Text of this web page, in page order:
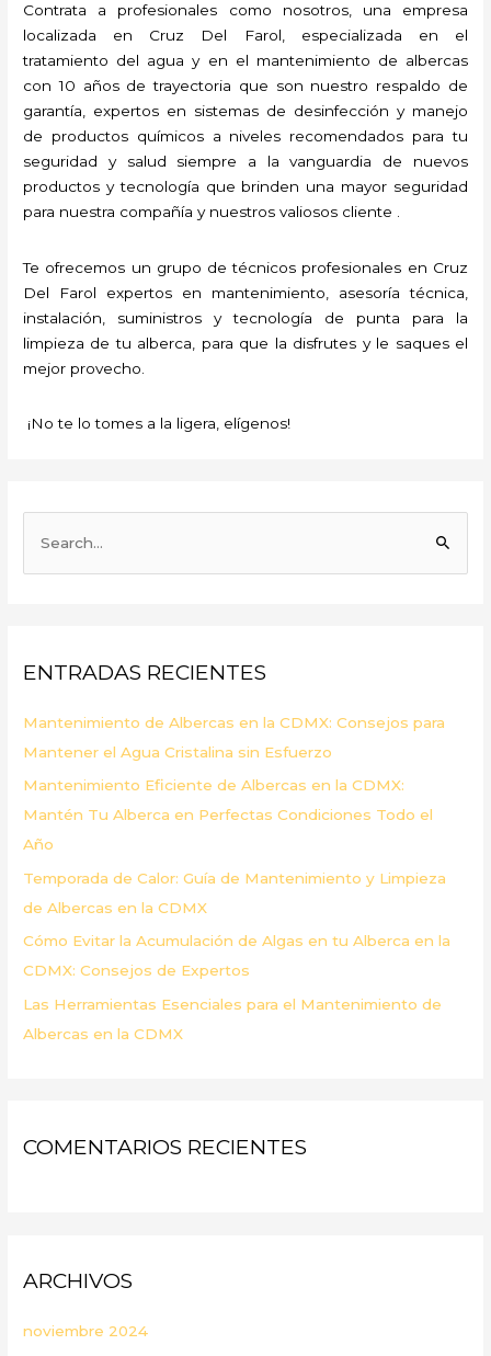
Contrata a profesionales como nosotros, una empresa
localizada en Cruz Del Farol, especializada en el
tratamiento del agua y en el mantenimiento de albercas
con 10 años de trayectoria que son nuestro respaldo de
garantía, expertos en sistemas de desinfección y manejo
de productos químicos a niveles recomendados para tu
seguridad y salud siempre a la vanguardia de nuevos
productos y tecnología que brinden una mayor seguridad
para nuestra compañía y nuestros valiosos cliente .
Te ofrecemos un grupo de técnicos profesionales en Cruz
Del Farol expertos en mantenimiento, asesoría técnica,
instalación, suministros y tecnología de punta para la
limpieza de tu alberca, para que la disfrutes y le saques el
mejor provecho.
¡No te lo tomes a la ligera, elígenos!
r
o
r
:
ENTRADAS RECIENTES
Mantenimiento de Albercas en la CDMX: Consejos para
Mantener el Agua Cristalina sin Esfuerzo
Mantenimiento Eficiente de Albercas en la CDMX:
Mantén Tu Alberca en Perfectas Condiciones Todo el
Año
Temporada de Calor: Guía de Mantenimiento y Limpieza
de Albercas en la CDMX
Cómo Evitar la Acumulación de Algas en tu Alberca en la
CDMX: Consejos de Expertos
Las Herramientas Esenciales para el Mantenimiento de
Albercas en la CDMX
COMENTARIOS RECIENTES
ARCHIVOS
noviembre 2024